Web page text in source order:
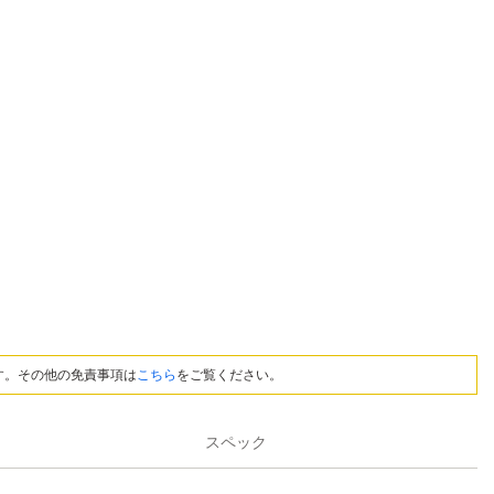
その他の免責事項はこちら をご覧ください。
スペック